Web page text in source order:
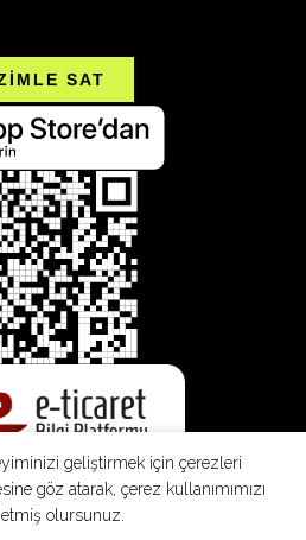
SAT
geliştirmek için çerezleri
göz atarak, çerez kullanımımızı
olursunuz.